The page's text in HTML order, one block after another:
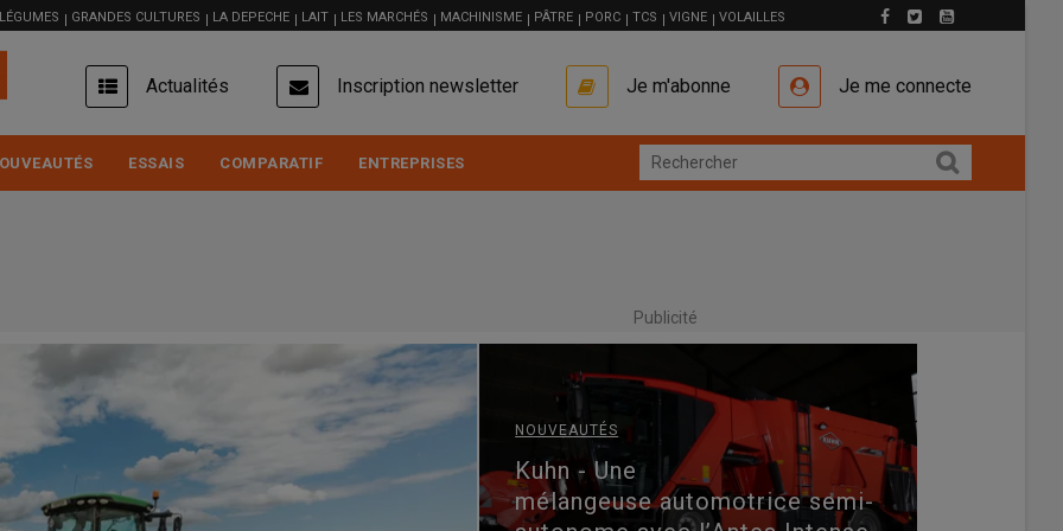
GRANDES CULTURES LA DEPECHE LAIT LES MARCHÉS MACHINISME PÂTRE PORC TCS VIGNE VOLAILLES
USER
ACCOUNT
MENU
Actualités Inscription newsletter Je m'abonne Je me connecte
ESSAIS COMPARATIF ENTREPRISES
Publicité
NOUVEAUTÉS
Kuhn - Une
mélangeuse automotrice semi-